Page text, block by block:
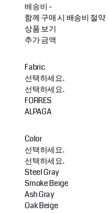
배송비 -
함께 구매 시 배송비 절약
상품 보기
추가 금액
Fabric
선택하세요.
선택하세요.
FORRES
ALPAGA
Color
선택하세요.
선택하세요.
Steel Gray
Smoke Beige
Ash Gray
Oak Beige